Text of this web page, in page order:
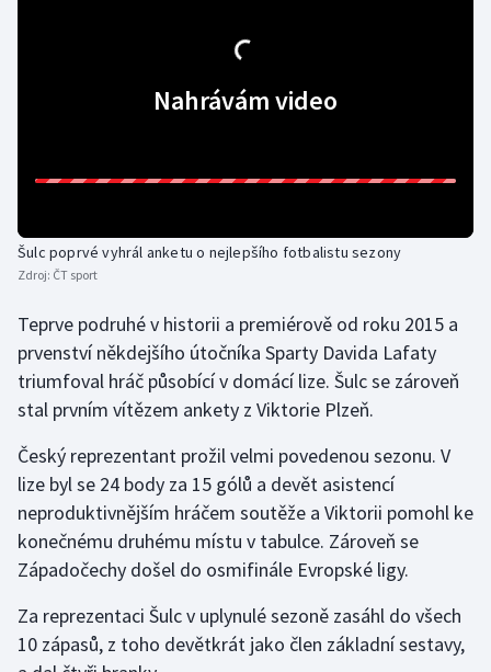
Moderní pětiboj
Parasport
Plavání
Plážový volejbal
Ragby
Rychlobruslení
Rychlostní kanoistika
Short track
Sportovní střelba
Nahrávám video
Šulc poprvé vyhrál anketu o nejlepšího fotbalistu sezony
Zdroj: ČT sport
Teprve podruhé v historii a premiérově od roku 2015 a
prvenství někdejšího útočníka Sparty Davida Lafaty
triumfoval hráč působící v domácí lize. Šulc se zároveň
stal prvním vítězem ankety z Viktorie Plzeň.
Český reprezentant prožil velmi povedenou sezonu. V
lize byl se 24 body za 15 gólů a devět asistencí
neproduktivnějším hráčem soutěže a Viktorii pomohl ke
konečnému druhému místu v tabulce. Zároveň se
Západočechy došel do osmifinále Evropské ligy.
Za reprezentaci Šulc v uplynulé sezoně zasáhl do všech
10 zápasů, z toho devětkrát jako člen základní sestavy,